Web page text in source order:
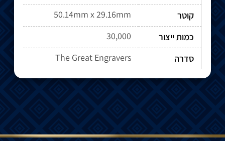
קוטר
50.14mm x 29.16mm
כמות ייצור
30,000
סדרה
The Great Engravers